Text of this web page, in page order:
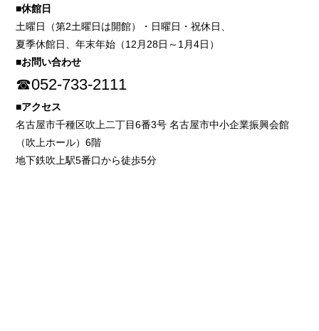
■休館日
土曜日（第2土曜日は開館）・日曜日・祝休日、
夏季休館日、年末年始（12月28日～1月4日）
■お問い合わせ
☎052-733-2111
■アクセス
名古屋市千種区吹上二丁目6番3号 名古屋市中小企業振興会館
（吹上ホール）6階
地下鉄吹上駅5番口から徒歩5分